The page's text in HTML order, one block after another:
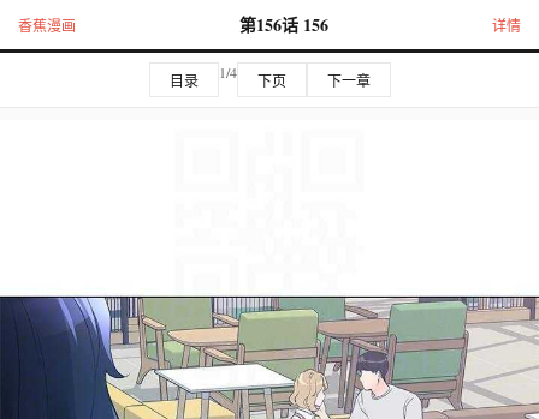
香蕉漫画 第156话 156 详情
目录 1/4 下页 下一章